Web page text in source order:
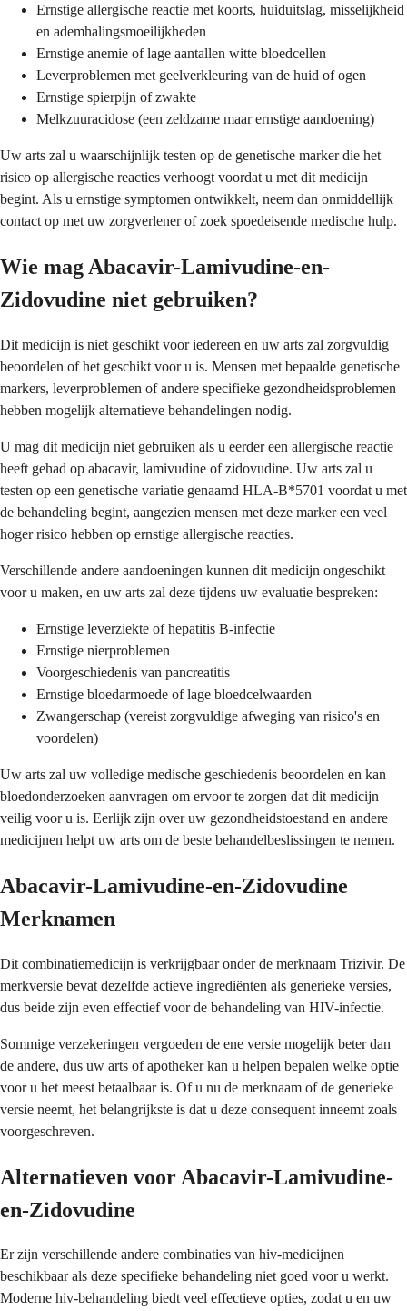
Ernstige allergische reactie met koorts, huiduitslag, misselijkheid
en ademhalingsmoeilijkheden
Ernstige anemie of lage aantallen witte bloedcellen
Leverproblemen met geelverkleuring van de huid of ogen
Ernstige spierpijn of zwakte
Melkzuuracidose (een zeldzame maar ernstige aandoening)
Uw arts zal u waarschijnlijk testen op de genetische marker die het
risico op allergische reacties verhoogt voordat u met dit medicijn
begint. Als u ernstige symptomen ontwikkelt, neem dan onmiddellijk
contact op met uw zorgverlener of zoek spoedeisende medische hulp.
Wie mag Abacavir-Lamivudine-en-
Zidovudine niet gebruiken?
Dit medicijn is niet geschikt voor iedereen en uw arts zal zorgvuldig
beoordelen of het geschikt voor u is. Mensen met bepaalde genetische
markers, leverproblemen of andere specifieke gezondheidsproblemen
hebben mogelijk alternatieve behandelingen nodig.
U mag dit medicijn niet gebruiken als u eerder een allergische reactie
heeft gehad op abacavir, lamivudine of zidovudine. Uw arts zal u
testen op een genetische variatie genaamd HLA-B*5701 voordat u met
de behandeling begint, aangezien mensen met deze marker een veel
hoger risico hebben op ernstige allergische reacties.
Verschillende andere aandoeningen kunnen dit medicijn ongeschikt
voor u maken, en uw arts zal deze tijdens uw evaluatie bespreken:
Ernstige leverziekte of hepatitis B-infectie
Ernstige nierproblemen
Voorgeschiedenis van pancreatitis
Ernstige bloedarmoede of lage bloedcelwaarden
Zwangerschap (vereist zorgvuldige afweging van risico's en
voordelen)
Uw arts zal uw volledige medische geschiedenis beoordelen en kan
bloedonderzoeken aanvragen om ervoor te zorgen dat dit medicijn
veilig voor u is. Eerlijk zijn over uw gezondheidstoestand en andere
medicijnen helpt uw arts om de beste behandelbeslissingen te nemen.
Abacavir-Lamivudine-en-Zidovudine
Merknamen
Dit combinatiemedicijn is verkrijgbaar onder de merknaam Trizivir. De
merkversie bevat dezelfde actieve ingrediënten als generieke versies,
dus beide zijn even effectief voor de behandeling van HIV-infectie.
Sommige verzekeringen vergoeden de ene versie mogelijk beter dan
de andere, dus uw arts of apotheker kan u helpen bepalen welke optie
voor u het meest betaalbaar is. Of u nu de merknaam of de generieke
versie neemt, het belangrijkste is dat u deze consequent inneemt zoals
voorgeschreven.
Alternatieven voor Abacavir-Lamivudine-
en-Zidovudine
Er zijn verschillende andere combinaties van hiv-medicijnen
beschikbaar als deze specifieke behandeling niet goed voor u werkt.
Moderne hiv-behandeling biedt veel effectieve opties, zodat u en uw